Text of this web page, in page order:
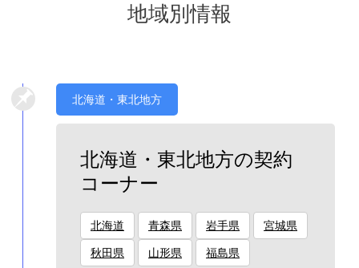
地域別情報
北海道・東北地方
北海道・東北地方の契約
コーナー
北海道 青森県 岩手県 宮城県
秋田県 山形県 福島県